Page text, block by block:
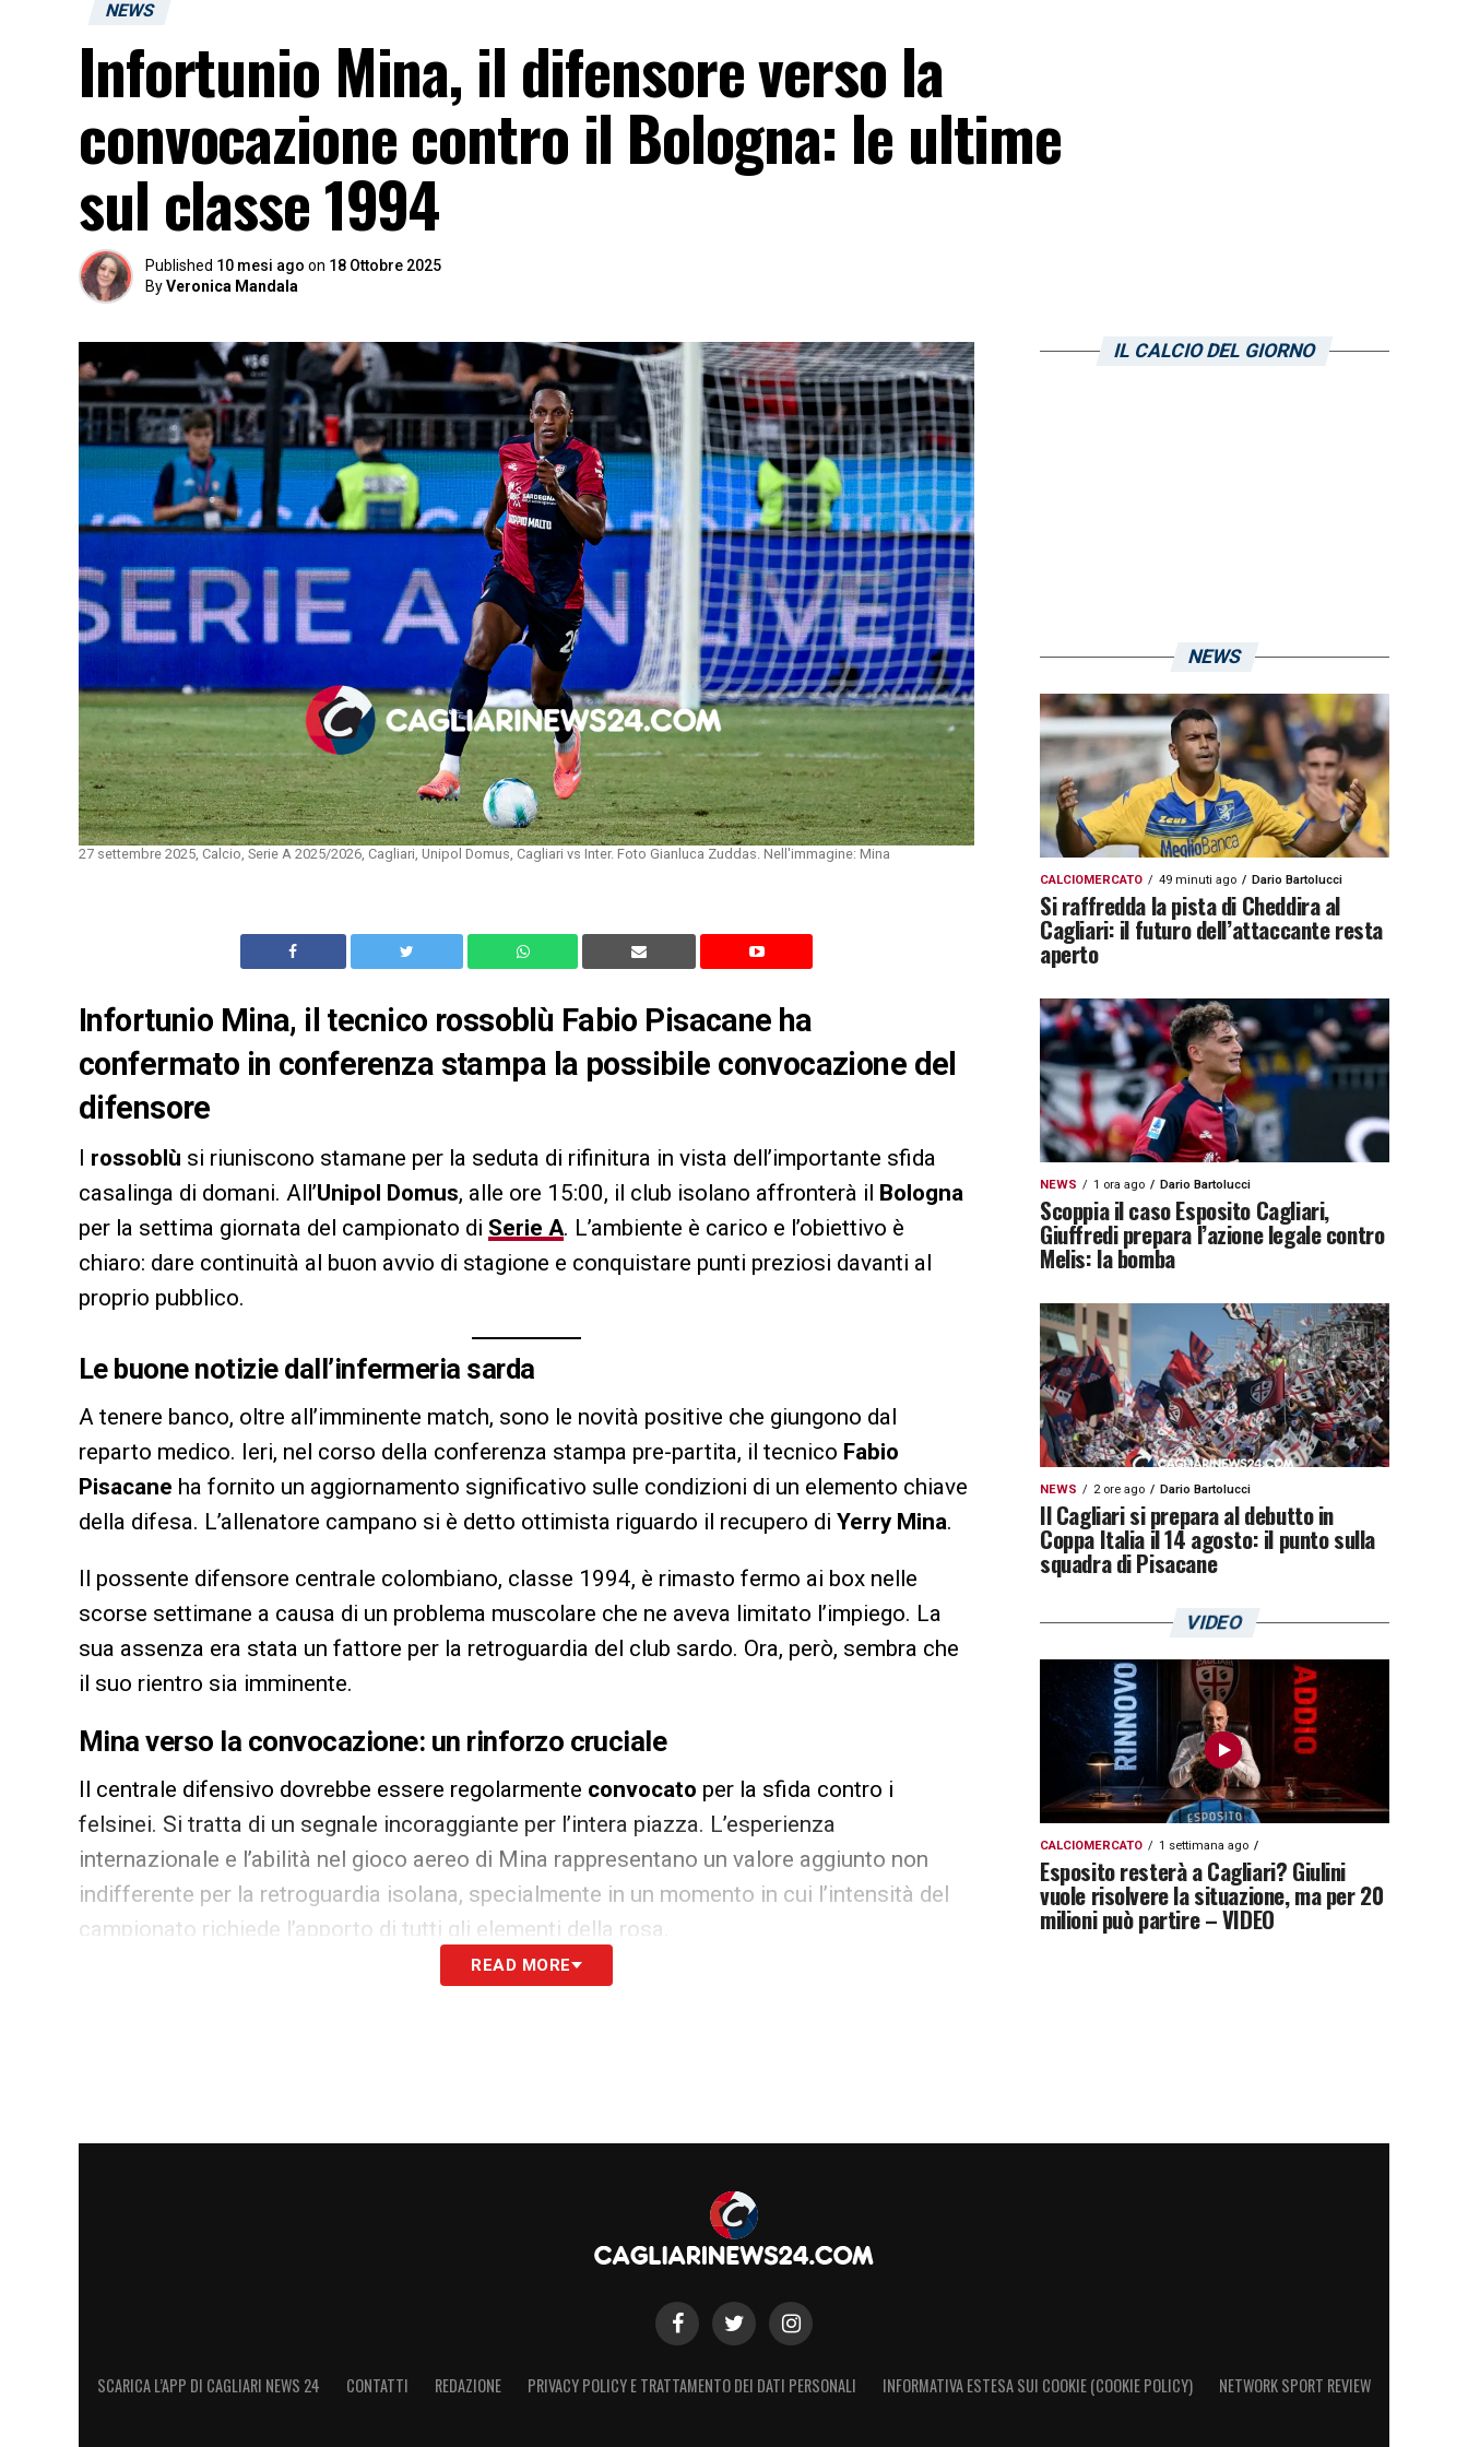
NEWS
Infortunio Mina, il difensore verso la
convocazione contro il Bologna: le ultime
sul classe 1994
Published 10 mesi ago on 18 Ottobre 2025
ByVeronica Mandala
27 settembre 2025, Calcio, Serie A 2025/2026, Cagliari, Unipol Domus, Cagliari vs Inter. Foto Gianluca Zuddas. Nell'immagine: Mina
Infortunio Mina, il tecnico rossoblù Fabio Pisacane ha
confermato in conferenza stampa la possibile convocazione del
difensore
I rossoblù si riuniscono stamane per la seduta di rifinitura in vista dell’importante sfida
casalinga di domani. All’Unipol Domus, alle ore 15:00, il club isolano affronterà il Bologna
per la settima giornata del campionato di Serie A. L’ambiente è carico e l’obiettivo è
chiaro: dare continuità al buon avvio di stagione e conquistare punti preziosi davanti al
proprio pubblico.
Le buone notizie dall’infermeria sarda
A tenere banco, oltre all’imminente match, sono le novità positive che giungono dal
reparto medico. Ieri, nel corso della conferenza stampa pre-partita, il tecnico Fabio
Pisacane ha fornito un aggiornamento significativo sulle condizioni di un elemento chiave
della difesa. L’allenatore campano si è detto ottimista riguardo il recupero di Yerry Mina.
Il possente difensore centrale colombiano, classe 1994, è rimasto fermo ai box nelle
scorse settimane a causa di un problema muscolare che ne aveva limitato l’impiego. La
sua assenza era stata un fattore per la retroguardia del club sardo. Ora, però, sembra che
il suo rientro sia imminente.
Mina verso la convocazione: un rinforzo cruciale
Il centrale difensivo dovrebbe essere regolarmente convocato per la sfida contro i
felsinei. Si tratta di un segnale incoraggiante per l’intera piazza. L’esperienza
internazionale e l’abilità nel gioco aereo di Mina rappresentano un valore aggiunto non
indifferente per la retroguardia isolana, specialmente in un momento in cui l’intensità del
campionato richiede l’apporto di tutti gli elementi della rosa.
La possibilità di schierare, anche solo a gara in corso, un profilo di tale caratura offre a
READ MORE
IL CALCIO DEL GIORNO
NEWS
CALCIOMERCATO 49 minuti ago Dario Bartolucci
Si raffredda la pista di Cheddira al
Cagliari: il futuro dell’attaccante resta
aperto
NEWS 1 ora ago Dario Bartolucci
Scoppia il caso Esposito Cagliari,
Giuffredi prepara l’azione legale contro
Melis: la bomba
NEWS 2 ore ago Dario Bartolucci
Il Cagliari si prepara al debutto in
Coppa Italia il 14 agosto: il punto sulla
squadra di Pisacane
VIDEO
CALCIOMERCATO 1 settimana ago
Esposito resterà a Cagliari? Giulini
vuole risolvere la situazione, ma per 20
milioni può partire – VIDEO
SCARICA L’APP DI CAGLIARI NEWS 24 CONTATTI REDAZIONE PRIVACY POLICY E TRATTAMENTO DEI DATI PERSONALI INFORMATIVA ESTESA SUI COOKIE (COOKIE POLICY) NETWORK SPORT REVIEW